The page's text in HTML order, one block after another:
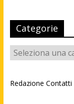
Categorie
Categorie
Redazione Contatti